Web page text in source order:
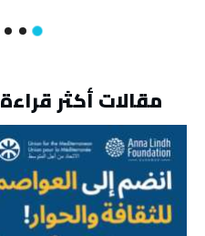
مقالات أكثر قراءة